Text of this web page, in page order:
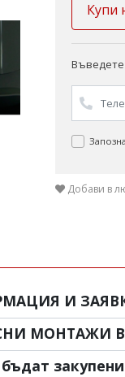
Купи
Добави в
И
МОНТАЖИ В